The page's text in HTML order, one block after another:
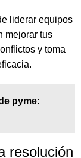
liderar equipos
mejorar tus
y toma
pyme:
resolución